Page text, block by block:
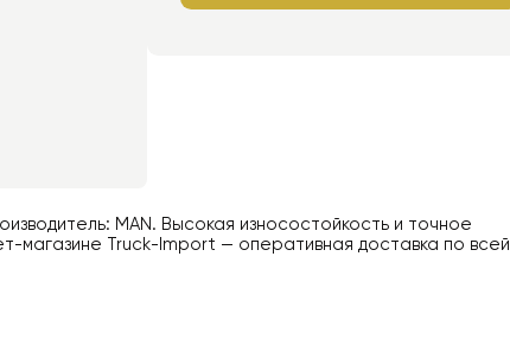
MAN. Высокая износостойкость и точное
магазине Truck-Import — оперативная доставка по всей